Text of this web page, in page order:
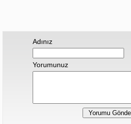
Adınız
Yorumunuz